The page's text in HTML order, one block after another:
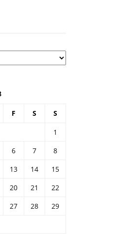
F S S
1
6 7
8
13 14
15
20 21
22
27 28
29